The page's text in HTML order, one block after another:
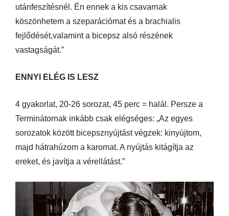
utánfeszítésnél. Én ennek a kis csavarnak
köszönhetem a szeparációmat és a brachialis
fejlődését,valamint a bicepsz alsó részének
vastagságát.”
ENNYI ELÉG IS LESZ
4 gyakorlat, 20-26 sorozat, 45 perc = halál. Persze a
Terminátornak inkább csak elégséges: „Az egyes
sorozatok között bicepsznyújtást végzek: kinyújtom,
majd hátrahúzom a karomat. A nyújtás kitágítja az
ereket, és javítja a vérellátást.”